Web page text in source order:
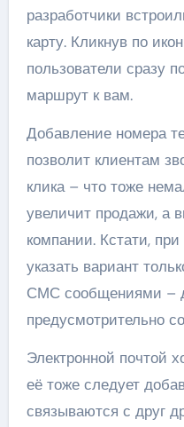
разработчики
карту. Кликнув по
пользователи сразу
маршрут к вам.
Добавление номера
позволит клиентам
клика – что тоже
увеличит продажи, а
компании. Кстати,
указать вариант
СМС сообщениями –
предусмотрительно
Электронной почтой
её тоже следует
связываются с друг